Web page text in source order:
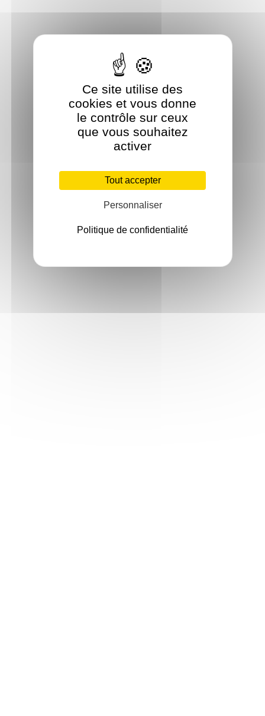
Ce site utilise des
cookies et vous donne
le contrôle sur ceux
que vous souhaitez
activer
Tout accepter
Personnaliser
Politique de confidentialité